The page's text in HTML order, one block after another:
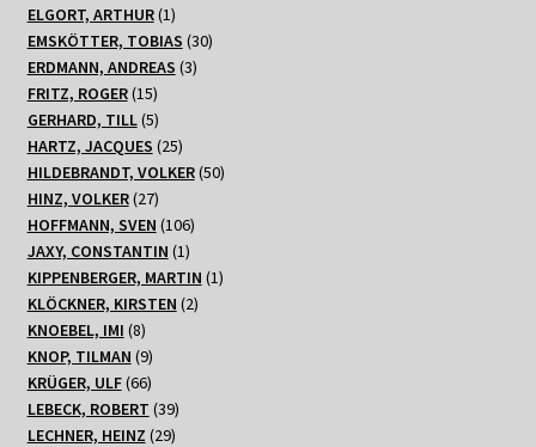
Produkte
ELGORT, ARTHUR 11
Produkt
EMSKÖTTER, TOBIAS 3030
ERDMANN, ANDREAS 33
FRITZ, ROGER 1515
Produkte
GERHARD, TILL 55
Produkte
HARTZ, JACQUES 2525
Produkte
HILDEBRANDT, VOLKER 5050
HINZ, VOLKER 2727
Produkte
HOFFMANN, SVEN 106106
Produkte
JAXY, CONSTANTIN 11
Produkt
KIPPENBERGER, MARTIN 11
KLÖCKNER, KIRSTEN 22
KNOEBEL, IMI 88
Produkte
KNOP, TILMAN 99
Produkte
KRÜGER, ULF 6666
Produkte
LEBECK, ROBERT 3939
Produkte
LECHNER, HEINZ 2929